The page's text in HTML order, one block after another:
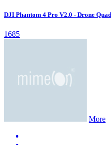
DJI Phantom 4 Pro V2.0 - Drone
1685
More